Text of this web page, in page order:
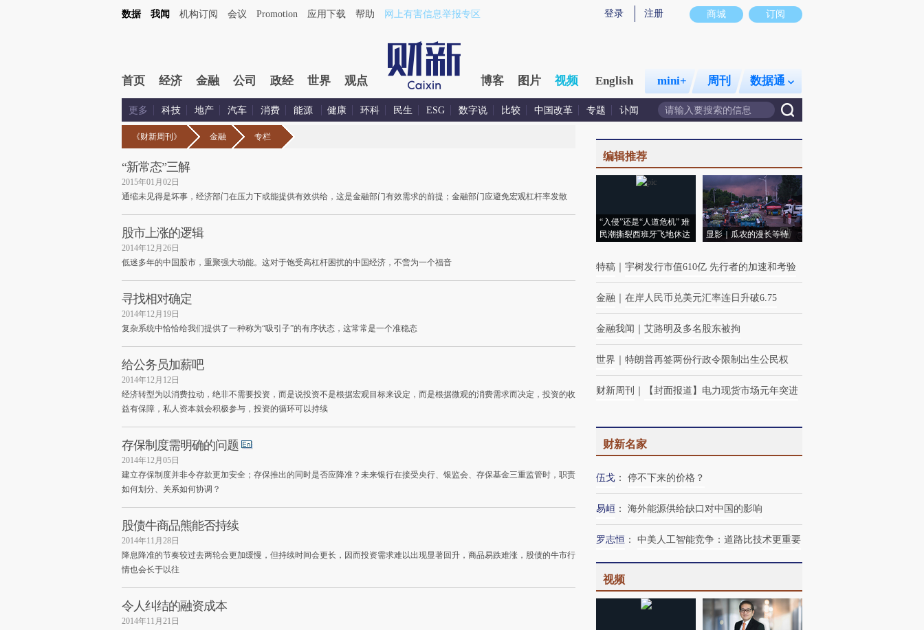
商城 订阅
登录 注册
数据 我闻 机构订阅 会议 Promotion 应用下载 帮助 网上有害信息举报专区
首页 经济 金融 公司 政经 世界 观点 博客 图片 视频 English mini+ 周刊 数据通
更多 科技 地产 汽车 消费 能源 健康 环科 民生 ESG 数字说 比较 中国改革 专题 讣闻
《财新周刊》 金融 专栏
“新常态”三解
2015年01月02日
通缩未见得是坏事，经济部门在压力下或能提供有效供给，这是金融部门有效需求的前提；金融部门应避免宏观杠杆率发散
股市上涨的逻辑
2014年12月26日
低迷多年的中国股市，重聚强大动能。这对于饱受高杠杆困扰的中国经济，不啻为一个福音
寻找相对确定
2014年12月19日
复杂系统中恰恰给我们提供了一种称为“吸引子”的有序状态，这常常是一个准稳态
给公务员加薪吧
2014年12月12日
经济转型为以消费拉动，绝非不需要投资，而是说投资不是根据宏观目标来设定，而是根据微观的消费需求而决定，投资的收
益有保障，私人资本就会积极参与，投资的循环可以持续
存保制度需明确的问题
2014年12月05日
建立存保制度并非令存款更加安全；存保推出的同时是否应降准？未来银行在接受央行、银监会、存保基金三重监管时，职责
如何划分、关系如何协调？
股债牛商品熊能否持续
2014年11月28日
降息降准的节奏较过去两轮会更加缓慢，但持续时间会更长，因而投资需求难以出现显著回升，商品易跌难涨，股债的牛市行
情也会长于以往
令人纠结的融资成本
2014年11月21日
编辑推荐
“入侵”还是“人道危机” 难
民潮撕裂西班牙飞地休达
显影｜瓜农的漫长等待
特稿 宇树发行市值610亿 先行者的加速和考验
金融 在岸人民币兑美元汇率连日升破6.75
金融我闻 艾路明及多名股东被拘
世界 特朗普再签两份行政令限制出生公民权
财新周刊 【封面报道】电力现货市场元年突进
财新名家
伍戈 ： 停不下来的价格？
易峘 ： 海外能源供给缺口对中国的影响
罗志恒 ： 中美人工智能竞争：道路比技术更重要
视频